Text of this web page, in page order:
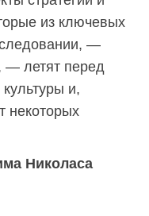
из ключевых
—
— летят перед
и,
некоторых
Николаса